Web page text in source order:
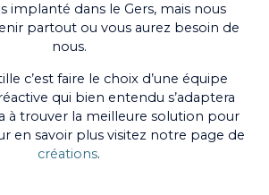
implanté dans le Gers, mais nous
partout ou vous aurez besoin de
nous.
c’est faire le choix d’une équipe
qui bien entendu s’adaptera
à trouver la meilleure solution pour
en savoir plus visitez notre page de
créations.